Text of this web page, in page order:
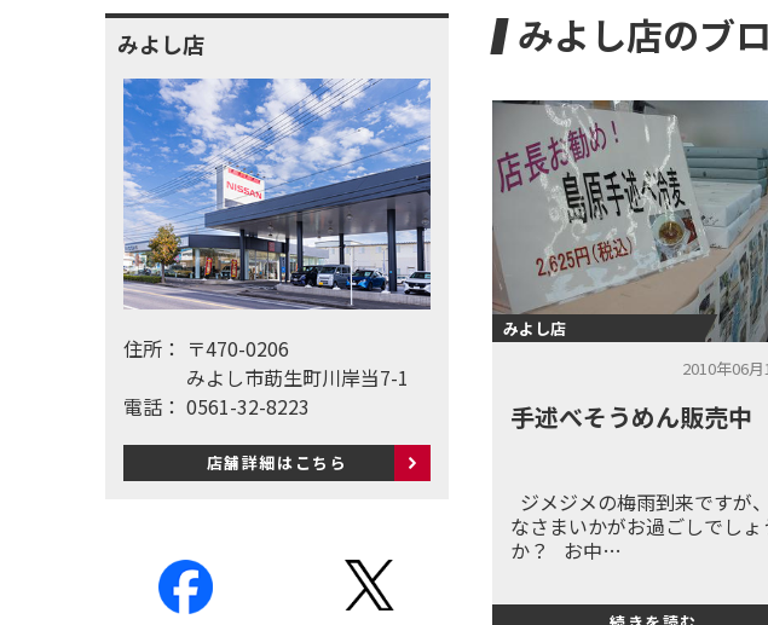
みよし店のブ
みよし店
2010年06
手述べそうめん販売中
ジメジメの梅雨到来ですが
なさまいかがお過ごしでしょ
か？ お中…
みよし店
住所： 〒470-0206
みよし市莇生町川岸当7-1
電話： 0561-32-8223
店舗詳細はこちら